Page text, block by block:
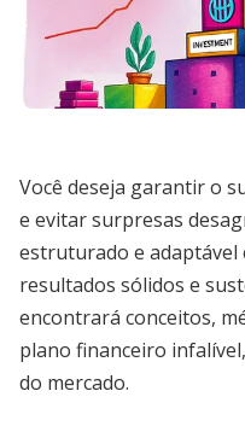
Você deseja garantir o
e evitar surpresas
estruturado e adaptável
resultados sólidos e
encontrará conceitos,
plano financeiro
do mercado.